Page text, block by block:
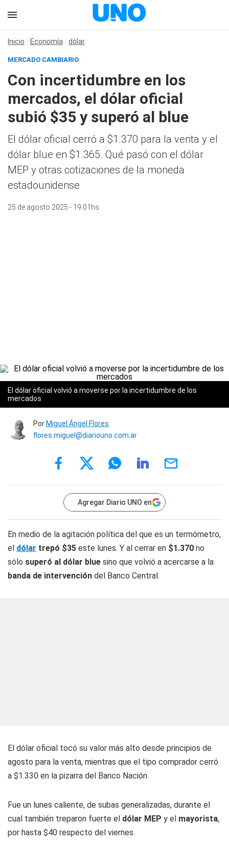
Inicio Economía dólar
MERCADO CAMBIARIO
Con incertidumbre en los
mercados, el dólar oficial
subió $35 y superó al blue
El dólar oficial cerró a $1.370 para la venta y el
dólar blue en $1.365. Qué pasó con el dólar
MEP y otras cotizaciones de la moneda
estadounidense
25 de agosto 2025 - 19:01hs
El dólar oficial volvió a moverse por la incertidumbre de los
mercados
Por Miguel Ángel Flores
flores.miguel@diariouno.com.ar
Agregar Diario UNO en
En medio de la agitación política del que es un termómetro,
el dólar trepó $35 este lunes. Y al cerrar en $1.370 no
sólo superó al dólar blue sino que volvió a acercarse a la
banda de intervención del Banco Central.
El dólar oficial tocó su valor más alto desde principios de
agosto para la venta, mientras que el tipo comprador cerró
a $1.330 en la pizarra del Banco Nación.
Fue un lunes caliente, de subas generalizadas, durante el
cual también treparon fuerte el dólar MEP y el mayorista,
por hasta $40 respecto del viernes.